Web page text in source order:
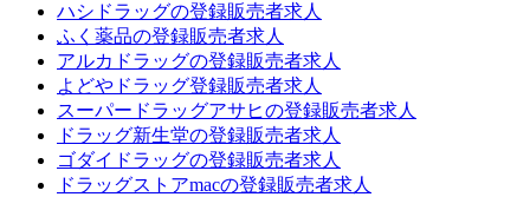
ハシドラッグの登録販売者求人
ふく薬品の登録販売者求人
アルカドラッグの登録販売者求人
よどやドラッグ登録販売者求人
スーパードラッグアサヒの登録販売者求人
ドラッグ新生堂の登録販売者求人
ゴダイドラッグの登録販売者求人
ドラッグストアmacの登録販売者求人